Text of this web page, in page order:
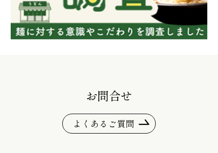
お問合せ
よくあるご質問